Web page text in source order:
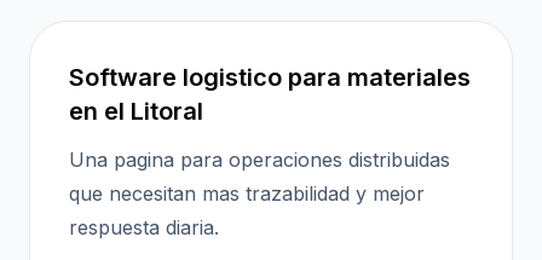
Software logistico para materiales
en el Litoral
Una pagina para operaciones distribuidas
que necesitan mas trazabilidad y mejor
respuesta diaria.